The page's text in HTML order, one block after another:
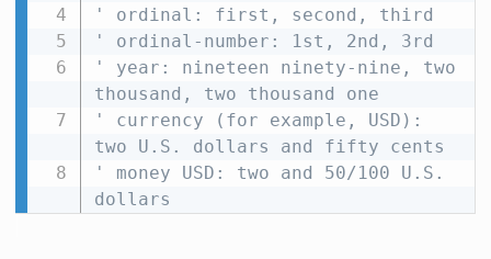
' ordinal: first, second, third
' ordinal-number: 1st, 2nd, 3rd
' year: nineteen ninety-nine, two
thousand, two thousand one
' currency (for example, USD):
two U.S. dollars and fifty cents
' money USD: two and 50/100 U.S.
dollars